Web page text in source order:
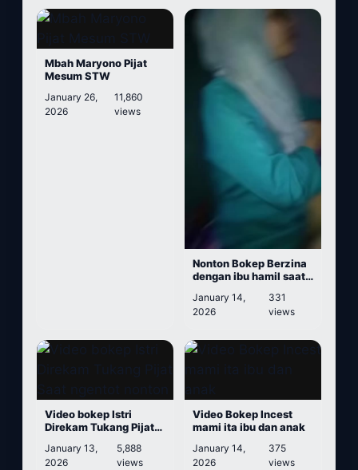
Mbah Maryono Pijat
Mesum STW
January 26,
2026
11,860
views
Nonton Bokep Berzina
dengan ibu hamil saat
January 14,
2026
331
views
Video bokep Istri
Direkam Tukang Pijat
January 13,
2026
5,888
views
Video Bokep Incest
mami ita ibu dan anak
January 14,
2026
375
views